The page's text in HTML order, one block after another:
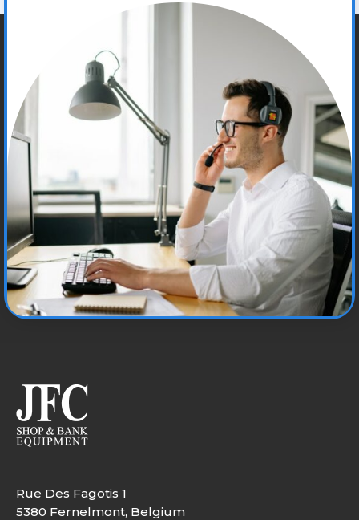
Rue Des Fagotis 1
5380 Fernelmont, Belgium